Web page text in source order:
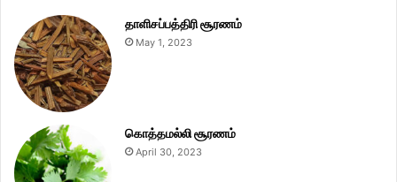
தாளிசப்பத்திரி சூரணம்
May 1, 2023
கொத்தமல்லி சூரணம்
April 30, 2023